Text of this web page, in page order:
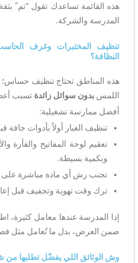
هذه القائمة تساعدك تقول “تم”
المدرسة والشركة.
تنظيف المختبرات وغرف
النظافة؟
هذه المناطق تحتاج تنظيف حساس؛
اللمسبدون سوائل زائدة تسبب
أفضل ممارسة تشغيلية:
تنظيف الغبار أولاً بأدوات
تعقيم لوحة المفاتيح
وبكمية بسيطة.
تجنب رش أي مادة مباشرة على
ترك وقت تهوية وتجفيف قبل
إذا المدرسة عندها معامل
ضمن العرض، بدل ما تُعامل مثل
وش الوثائق اللي يفضّل تطلبها